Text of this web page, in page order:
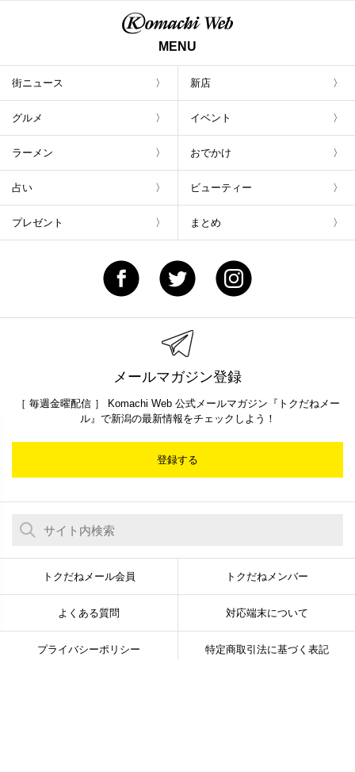
MENU
街ニュース 新店
グルメ イベント
ラーメン おでかけ
占い ビューティー
プレゼント まとめ
メールマガジン登録
［ 毎週金曜配信 ］ Komachi Web 公式メールマガジン『トクだねメー
ル』で新潟の最新情報をチェックしよう！
登録する
トクだねメール会員 トクだねメンバー
よくある質問 対応端末について
プライバシーポリシー 特定商取引法に基づく表記